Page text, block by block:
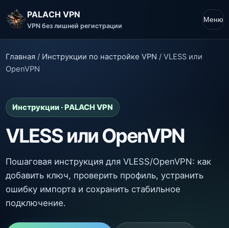
PALACH VPN
VPN без лишней регистрации
Меню
Главная / Инструкции по настройке VPN / VLESS или
OpenVPN
Инструкции · PALACH VPN
VLESS или OpenVPN
Пошаговая инструкция для VLESS/OpenVPN: как
добавить ключ, проверить профиль, устранить
ошибку импорта и сохранить стабильное
подключение.